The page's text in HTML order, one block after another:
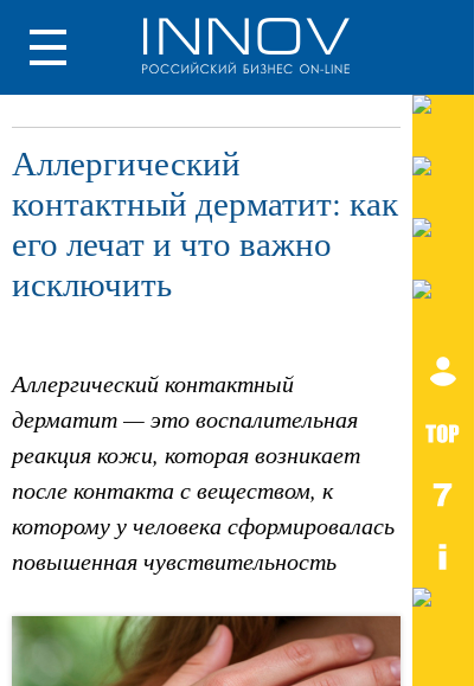
Аллергический
контактный дерматит: как
его лечат и что важно
исключить
Аллергический контактный
дерматит — это воспалительная
реакция кожи, которая возникает
после контакта с веществом, к
которому у человека сформировалась
повышенная чувствительность